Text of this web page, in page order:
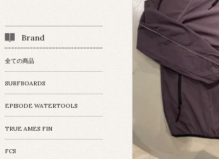
Brand
全ての商品
SURFBOARDS
EPISODE WATERTOOLS
TRUE AMES FIN
FCS